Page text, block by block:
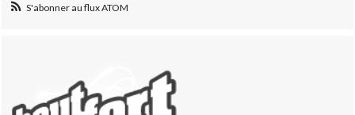
S'abonner au flux ATOM